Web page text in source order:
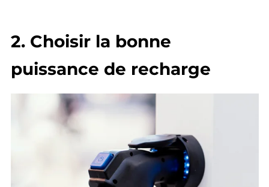
2. Choisir la bonne
puissance de recharge